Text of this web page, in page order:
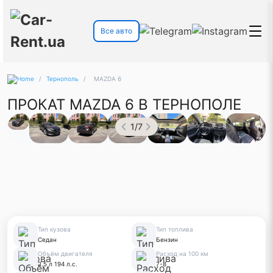
Все авто
/ Тернополь / MAZDA 6
ПРОКАТ MAZDA 6 В ТЕРНОПОЛЕ
1/7
Тип кузова
Седан
Тип топлива
Бензин
Объём двигателя
2.5 л 194 л.с.
Расход на 100 км
7-8